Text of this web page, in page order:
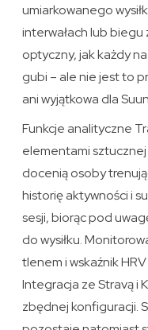
umiarkowanego
interwałach lub
optyczny, jak każdy
gubi – ale nie jest to
ani wyjątkowa dla
Funkcje analityczne
elementami
docenią osoby
historię aktywności i
sesji, biorąc pod
do wysiłku.
tlenem i wskaźnik
Integracja ze Stravą i
zbędnej konfiguracji.